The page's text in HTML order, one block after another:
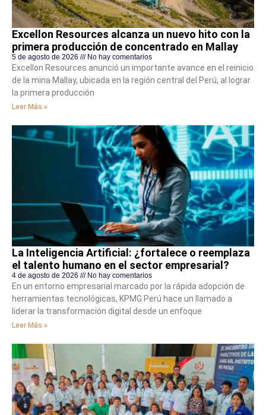
Excellon Resources alcanza un nuevo hito con la
primera producción de concentrado en Mallay
5 de agosto de 2026 No hay comentarios
Excellon Resources anunció un importante avance en el reinicio
de la mina Mallay, ubicada en la región central del Perú, al lograr
la primera producción
Leer Más »
La Inteligencia Artificial: ¿fortalece o reemplaza
el talento humano en el sector empresarial?
4 de agosto de 2026 No hay comentarios
En un entorno empresarial marcado por la rápida adopción de
herramientas tecnológicas, KPMG Perú hace un llamado a
liderar la transformación digital desde un enfoque
Leer Más »